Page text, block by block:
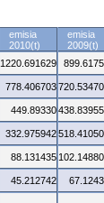
emisia
2010(t)
emisia
2009(t)
1220.691629
778.406703
449.89330
332.975942
88.131435
45.212742